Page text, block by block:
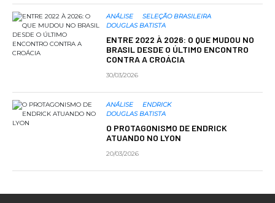
ANÁLISE
SELEÇÃO BRASILEIRA
DOUGLAS BATISTA
ENTRE 2022 À 2026: O QUE MUDOU NO
BRASIL DESDE O ÚLTIMO ENCONTRO
CONTRA A CROÁCIA
30/03/2026
ANÁLISE
ENDRICK
DOUGLAS BATISTA
O PROTAGONISMO DE ENDRICK
ATUANDO NO LYON
20/03/2026